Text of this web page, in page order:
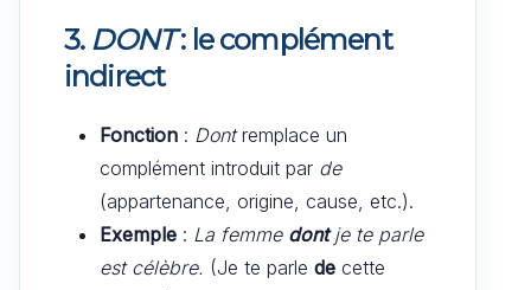
3. DONT: le complément
indirect
Fonction : Dontremplace un
complément introduit par de
(appartenance, origine, cause, etc.).
Exemple : La femme dontje te parle
est célèbre. (Je te parle de cette